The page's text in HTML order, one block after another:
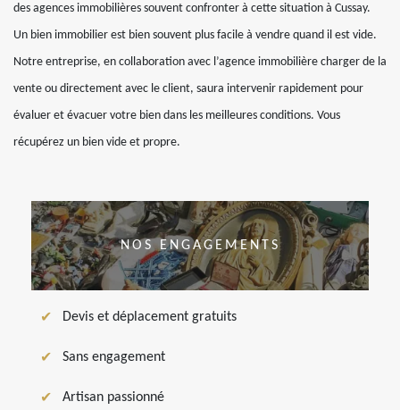
des agences immobilières souvent confronter à cette situation à Cussay.
Un bien immobilier est bien souvent plus facile à vendre quand il est vide.
Notre entreprise, en collaboration avec l’agence immobilière charger de la
vente ou directement avec le client, saura intervenir rapidement pour
évaluer et évacuer votre bien dans les meilleures conditions. Vous
récupérez un bien vide et propre.
NOS ENGAGEMENTS
Devis et déplacement gratuits
Sans engagement
Artisan passionné